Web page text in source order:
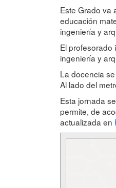
Este Grado va
educación
ingeniería y
El
ingeniería y
La docencia
Al lado del
Esta jornada
permite, de
actualizada en